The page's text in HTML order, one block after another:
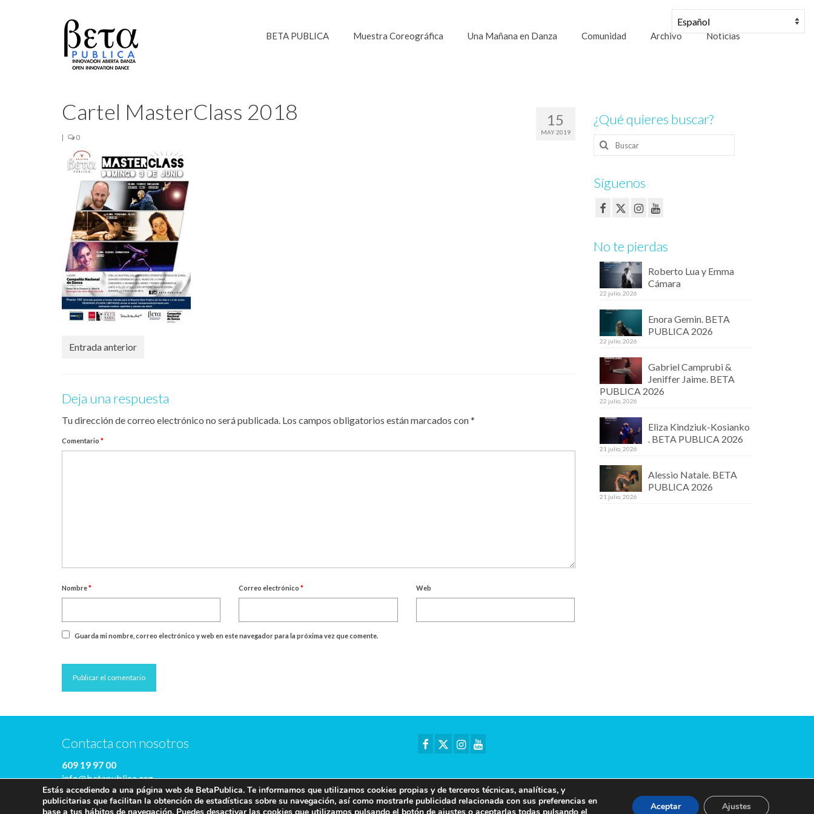
BETA PUBLICA Muestra Coreográfica Una Mañana en Danza Comunidad Archivo Noticias
15
MAY 2019
Cartel MasterClass 2018
| 0
Entrada anterior
Deja una respuesta
Tu dirección de correo electrónico no será publicada. Los campos obligatorios están marcados con*
Comentario *
Nombre* Correo electrónico* Web
Guarda mi nombre, correo electrónico y web en este navegador para la próxima vez que comente.
¿Qué quieres buscar?
Buscar
por:
Síguenos
No te pierdas
Roberto Lua y Emma
Cámara
22 julio, 2026
Enora Gemin. BETA
PUBLICA 2026
22 julio, 2026
Gabriel Camprubi &
Jeniffer Jaime. BETA
PUBLICA 2026
22 julio, 2026
Eliza Kindziuk-Kosianko
. BETA PUBLICA 2026
21 julio, 2026
Alessio Natale. BETA
PUBLICA 2026
21 julio, 2026
Contacta con nosotros
609 19 97 00
info@betapublica.org
© Beta Publica -Aviso Legal y de privacidad
Estás accediendo a una página web de BetaPublica. Te informamos que utilizamos cookies propias y de terceros técnicas, analíticas, y
publicitarias que facilitan la obtención de estadísticas sobre su navegación, así como mostrarle publicidad relacionada con sus preferencias en
Aceptar Ajustes